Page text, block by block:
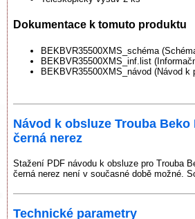
Dokumentace k tomuto produktu
BEKBVR35500XMS_schéma
BEKBVR35500XMS_inf.list
BEKBVR35500XMS_návod (Návod
Návod k obsluze Trouba Beko
černá nerez
Stažení PDF návodu k obsluze pro Trouba
černá nerez není v současné době možné.
Technické parametry